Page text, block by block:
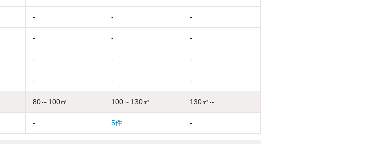
- - -
- - -
- - -
- - -
80～100㎡ 100～130㎡ 130㎡～
- 5件 -